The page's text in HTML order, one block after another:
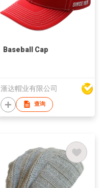
Baseball Cap
滙达帽业有限公司
查询